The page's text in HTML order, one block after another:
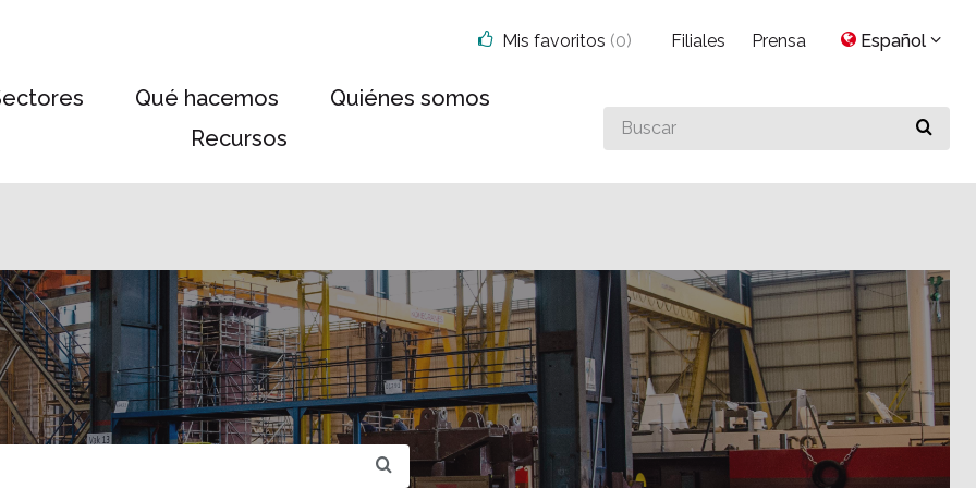
Qué hacemos
Quiénes somos
Recursos
Buscar
algo
Mis favoritos (0) Filiales Prensa Español